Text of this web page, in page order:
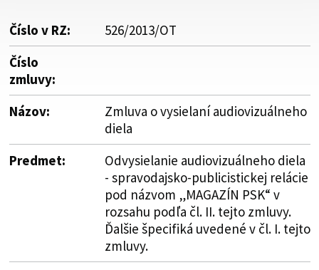
Číslo v RZ:
526/2013/OT
Číslo
zmluvy:
Názov:
Zmluva o vysielaní audiovizuálneho
diela
Predmet:
Odvysielanie audiovizuálneho diela
- spravodajsko-publicistickej relácie
pod názvom „MAGAZÍN PSK“ v
rozsahu podľa čl. II. tejto zmluvy.
Ďalšie špecifiká uvedené v čl. I. tejto
zmluvy.